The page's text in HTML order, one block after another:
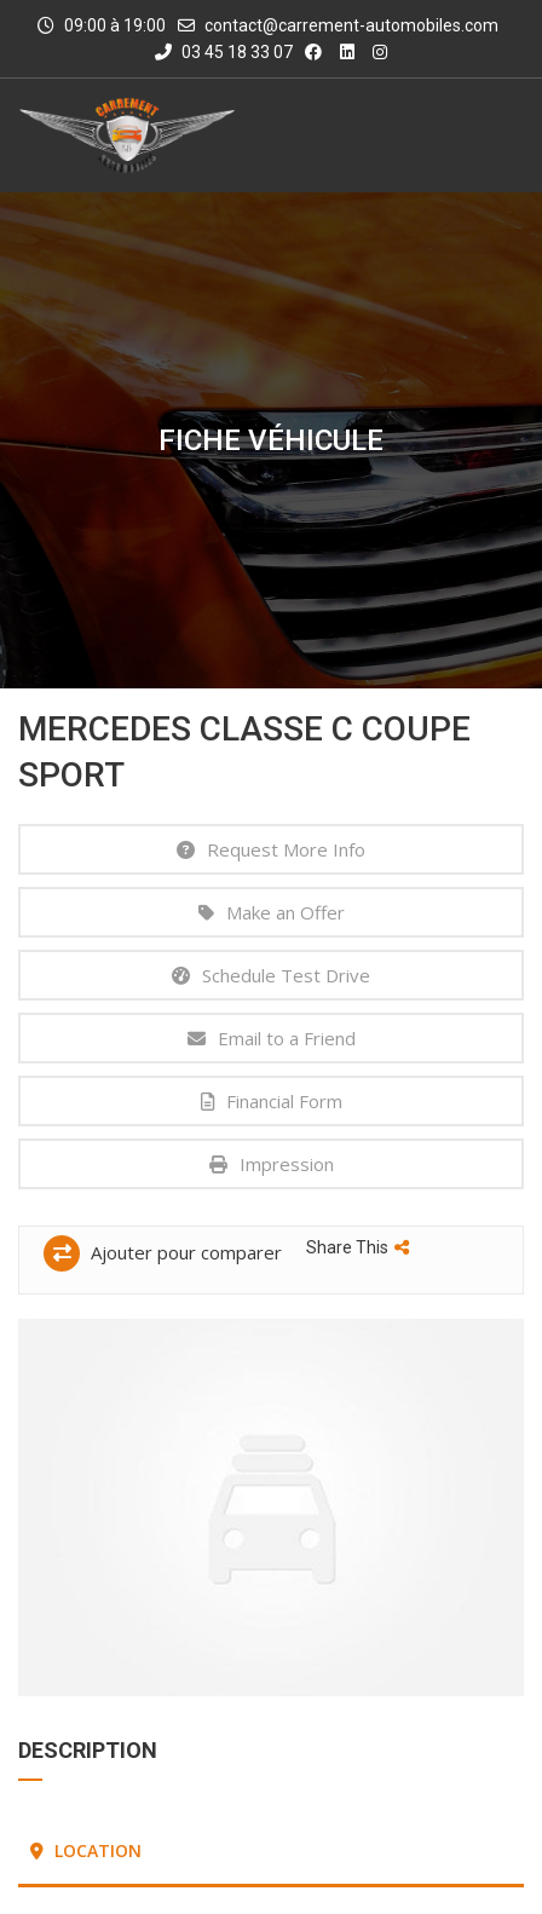
09:00 à 19:00
contact@carrement-automobiles.com
03 45 18 33 07
FICHE VÉHICULE
MERCEDES CLASSE C COUPE
SPORT
Request More Info
Make an Offer
Schedule Test Drive
Email to a Friend
Financial Form
Impression
Ajouter pour comparer Share This
DESCRIPTION
LOCATION